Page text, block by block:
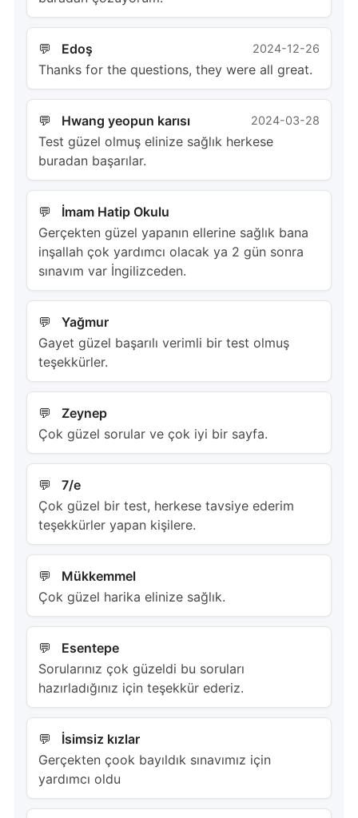
Edoş 2024-12-26
Thanks for the questions, they were all great.
Hwang yeopun karısı 2024-03-28
Test güzel olmuş elinize sağlık herkese
buradan başarılar.
İmam Hatip Okulu
Gerçekten güzel yapanın ellerine sağlık bana
inşallah çok yardımcı olacak ya 2 gün sonra
sınavım var İngilizceden.
Yağmur
Gayet güzel başarılı verimli bir test olmuş
teşekkürler.
Zeynep
Çok güzel sorular ve çok iyi bir sayfa.
7/e
Çok güzel bir test, herkese tavsiye ederim
teşekkürler yapan kişilere.
Mükkemmel
Çok güzel harika elinize sağlık.
Esentepe
Sorularınız çok güzeldi bu soruları
hazırladığınız için teşekkür ederiz.
İsimsiz kızlar
Gerçekten çook bayıldık sınavımız için
yardımcı oldu